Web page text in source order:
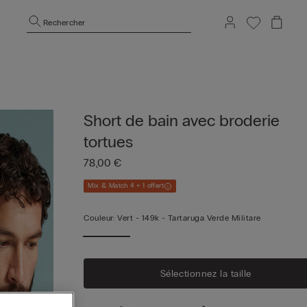
Rechercher
Short de bain avec broderie
tortues
78,00 €
Mix & Match 4 + 1 offert
Couleur: Vert - 149k - Tartaruga Verde Militare
Sélectionnez la taille